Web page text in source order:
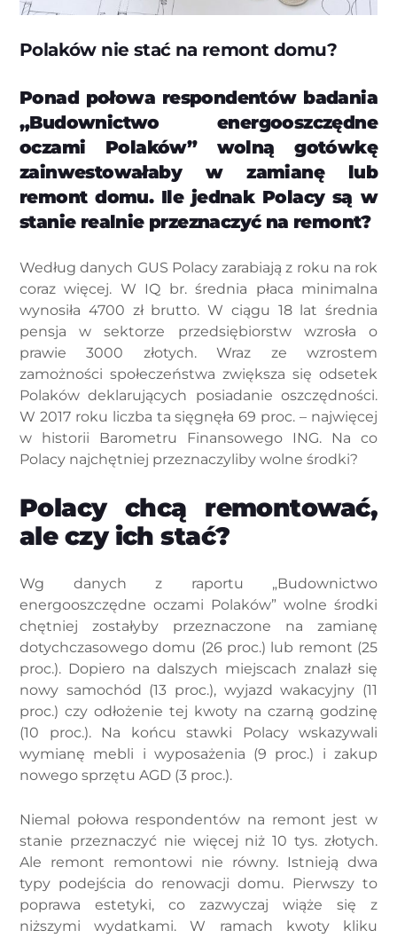
Polaków nie stać na remont domu?
Ponad połowa respondentów badania
„Budownictwo energooszczędne
oczami Polaków” wolną gotówkę
zainwestowałaby w zamianę lub
remont domu. Ile jednak Polacy są w
stanie realnie przeznaczyć na remont?
Według danych GUS Polacy zarabiają z roku na rok
coraz więcej. W IQ br. średnia płaca minimalna
wynosiła 4700 zł brutto. W ciągu 18 lat średnia
pensja w sektorze przedsiębiorstw wzrosła o
prawie 3000 złotych. Wraz ze wzrostem
zamożności społeczeństwa zwiększa się odsetek
Polaków deklarujących posiadanie oszczędności.
W 2017 roku liczba ta sięgnęła 69 proc. – najwięcej
w historii Barometru Finansowego ING. Na co
Polacy najchętniej przeznaczyliby wolne środki?
Polacy chcą remontować,
ale czy ich stać?
Wg danych z raportu „Budownictwo
energooszczędne oczami Polaków” wolne środki
chętniej zostałyby przeznaczone na zamianę
dotychczasowego domu (26 proc.) lub remont (25
proc.). Dopiero na dalszych miejscach znalazł się
nowy samochód (13 proc.), wyjazd wakacyjny (11
proc.) czy odłożenie tej kwoty na czarną godzinę
(10 proc.). Na końcu stawki Polacy wskazywali
wymianę mebli i wyposażenia (9 proc.) i zakup
nowego sprzętu AGD (3 proc.).
Niemal połowa respondentów na remont jest w
stanie przeznaczyć nie więcej niż 10 tys. złotych.
Ale remont remontowi nie równy. Istnieją dwa
typy podejścia do renowacji domu. Pierwszy to
poprawa estetyki, co zazwyczaj wiąże się z
niższymi wydatkami. W ramach kwoty kliku